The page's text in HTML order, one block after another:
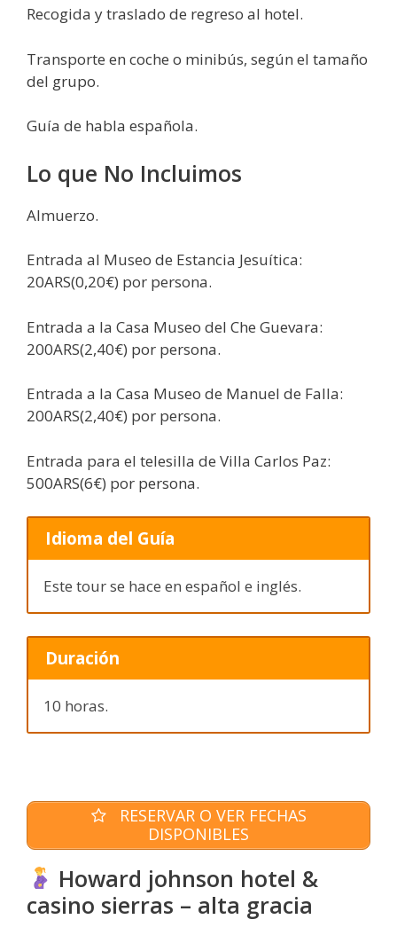
Recogida y traslado de regreso al hotel.
Transporte en coche o minibús, según el tamaño
del grupo.
Guía de habla española.
Lo que No Incluimos
Almuerzo.
Entrada al Museo de Estancia Jesuítica:
20ARS(0,20€) por persona.
Entrada a la Casa Museo del Che Guevara:
200ARS(2,40€) por persona.
Entrada a la Casa Museo de Manuel de Falla:
200ARS(2,40€) por persona.
Entrada para el telesilla de Villa Carlos Paz:
500ARS(6€) por persona.
Idioma del Guía
Este tour se hace en español e inglés.
Duración
10 horas.
RESERVAR O VER FECHAS
DISPONIBLES
Howard johnson hotel &
casino sierras – alta gracia